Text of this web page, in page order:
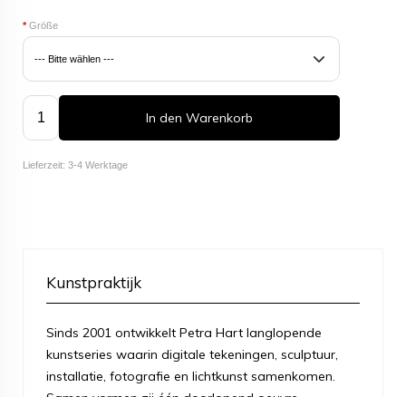
*Größe
In den Warenkorb
Lieferzeit: 3-4 Werktage
Kunstpraktijk
Sinds 2001 ontwikkelt Petra Hart langlopende
kunstseries waarin digitale tekeningen, sculptuur,
installatie, fotografie en lichtkunst samenkomen.